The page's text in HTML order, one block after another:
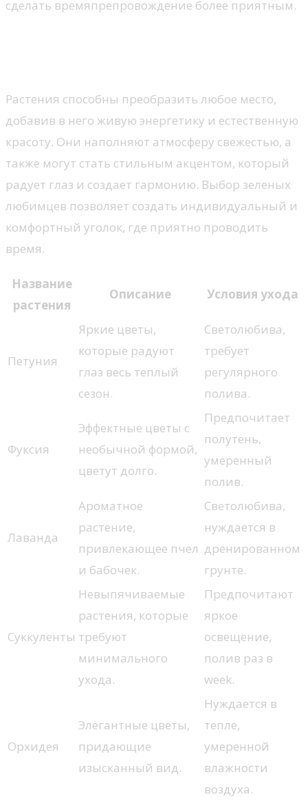
сделать времяпрепровождение более приятным.
Растения способны преобразить любое место,
добавив в него живую энергетику и естественную
красоту. Они наполняют атмосферу свежестью, а
также могут стать стильным акцентом, который
радует глаз и создает гармонию. Выбор зеленых
любимцев позволяет создать индивидуальный и
комфортный уголок, где приятно проводить
время.
Название
растения
Описание Условия ухода
Петуния
Яркие цветы,
которые радуют
глаз весь теплый
сезон.
Светолюбива,
требует
регулярного
полива.
Фуксия
Эффектные цветы с
необычной формой,
цветут долго.
Предпочитает
полутень,
умеренный
полив.
Лаванда
Ароматное
растение,
привлекающее пчел
и бабочек.
Светолюбива,
нуждается в
дренированном
грунте.
Суккуленты
Невыпячиваемые
растения, которые
требуют
минимального
ухода.
Предпочитают
яркое
освещение,
полив раз в
week.
Орхидея
Элегантные цветы,
придающие
изысканный вид.
Нуждается в
тепле,
умеренной
влажности
воздуха.